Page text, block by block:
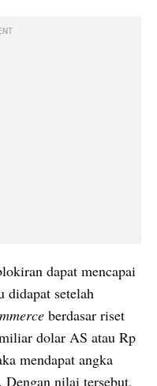
dapat mencapai
setelah
berdasar riset
dolar AS atau Rp
mendapat angka
nilai tersebut,